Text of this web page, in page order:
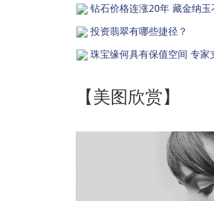
钻石价格连涨20年 藏金纳
投资翡翠有哪些捷径？
珠宝缘何具有保值空间 专家
【美图欣赏】